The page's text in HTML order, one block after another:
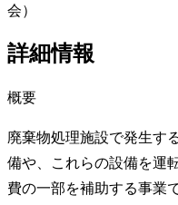
会）
詳細情報
概要
廃棄物処理施設で発生す
備や、これらの設備を運
費の一部を補助する事業